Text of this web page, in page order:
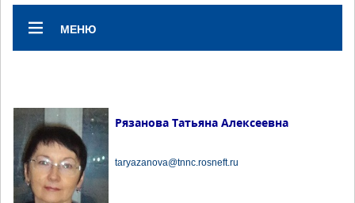
МЕНЮ
Рязанова Татьяна Алексеевна
taryazanova@tnnc.rosneft.ru